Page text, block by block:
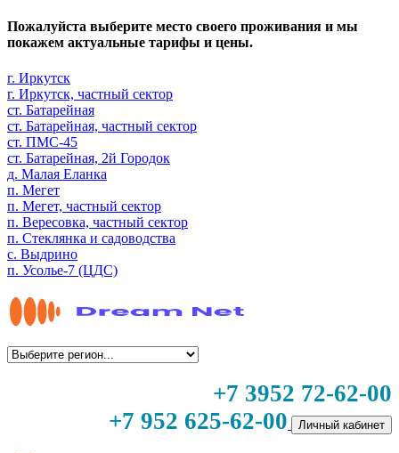
Пожалуйста выберите место своего проживания и мы
покажем актуальные тарифы и цены.
г. Иркутск
г. Иркутск, частный сектор
ст. Батарейная
ст. Батарейная, частный сектор
ст. ПМС-45
ст. Батарейная, 2й Городок
д. Малая Еланка
п. Мегет
п. Мегет, частный сектор
п. Вересовка, частный сектор
п. Стеклянка и садоводства
с. Выдрино
п. Усолье-7 (ЦДС)
+7 3952 72-62-00
+7 952 625-62-00
Личный кабинет